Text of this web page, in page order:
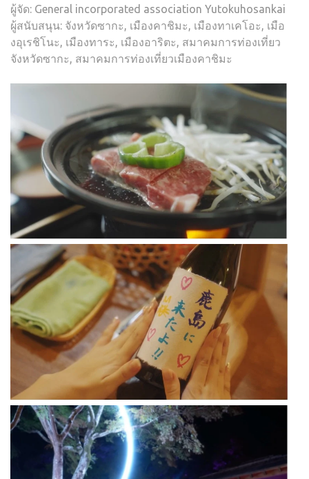
ผู้จัด: General incorporated association Yutokuhosankai
ผู้สนับสนุน: จังหวัดซากะ, เมืองคาชิมะ, เมืองทาเคโอะ, เมือ
งอุเรชิโนะ, เมืองทาระ, เมืองอาริตะ, สมาคมการท่องเที่ยว
จังหวัดซากะ, สมาคมการท่องเที่ยวเมืองคาชิมะ